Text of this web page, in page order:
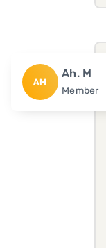
AM
Ah. M
Member